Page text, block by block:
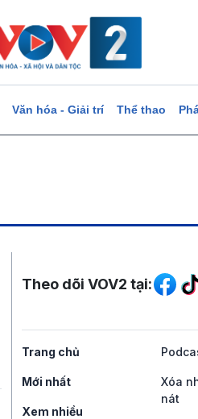
Văn hóa - Giải trí Thể thao
Mạng xã hội
Theo dõi VOV2 tại:
Trang chủ
Mới nhất
Xem nhiều
Xóa
nát